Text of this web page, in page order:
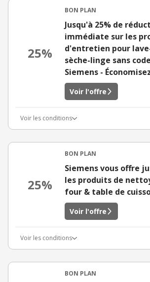
25%
BON PLAN
Jusqu'à 25% de
immédiate sur les
d'entretien pour
sèche-linge sans
Siemens -
Voir l'offre
Voir les conditions
25%
BON PLAN
Siemens vous offre
les produits de
four & table de
Voir l'offre
Voir les conditions
BON PLAN